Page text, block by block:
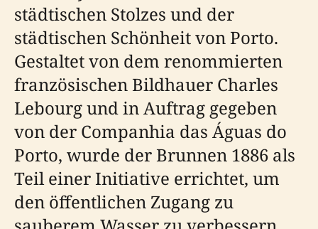
städtischen Stolzes und der
städtischen Schönheit von Porto.
Gestaltet von dem renommierten
französischen Bildhauer Charles
Lebourg und in Auftrag gegeben
von der Companhia das Águas do
Porto, wurde der Brunnen 1886 als
Teil einer Initiative errichtet, um
den öffentlichen Zugang zu